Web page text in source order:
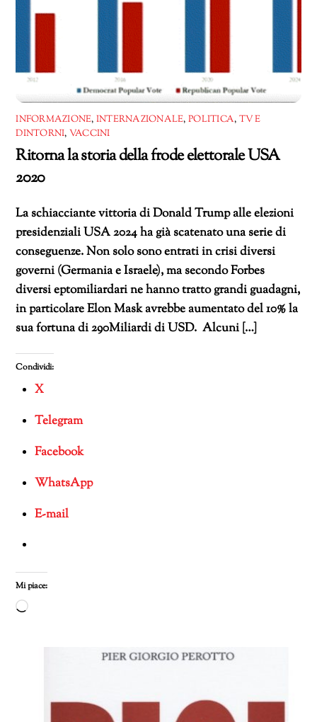
INFORMAZIONE, INTERNAZIONALE, POLITICA, TV E
DINTORNI, VACCINI
Ritorna la storia della frode elettorale USA
2020
La schiacciante vittoria di Donald Trump alle elezioni
presidenziali USA 2024 ha già scatenato una serie di
conseguenze. Non solo sono entrati in crisi diversi
governi (Germania e Israele), ma secondo Forbes
diversi eptomiliardari ne hanno tratto grandi guadagni,
in particolare Elon Mask avrebbe aumentato del 10% la
sua fortuna di 290Miliardi di USD. Alcuni […]
Condividi:
X
Telegram
Facebook
WhatsApp
E-mail
Mi piace:
Caricamento